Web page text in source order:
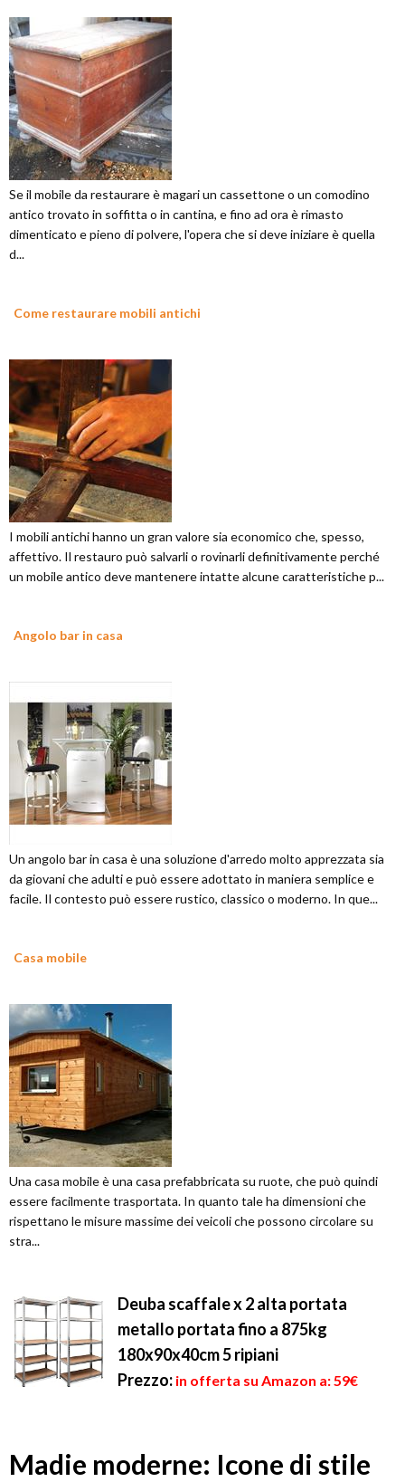
Se il mobile da restaurare è magari un cassettone o un comodino
antico trovato in soffitta o in cantina, e fino ad ora è rimasto
dimenticato e pieno di polvere, l'opera che si deve iniziare è quella
d...
Come restaurare mobili antichi
I mobili antichi hanno un gran valore sia economico che, spesso,
affettivo. Il restauro può salvarli o rovinarli definitivamente perché
un mobile antico deve mantenere intatte alcune caratteristiche p...
Angolo bar in casa
Un angolo bar in casa è una soluzione d'arredo molto apprezzata sia
da giovani che adulti e può essere adottato in maniera semplice e
facile. Il contesto può essere rustico, classico o moderno. In que...
Casa mobile
Una casa mobile è una casa prefabbricata su ruote, che può quindi
essere facilmente trasportata. In quanto tale ha dimensioni che
rispettano le misure massime dei veicoli che possono circolare su
stra...
Deuba scaffale x 2 alta portata
metallo portata fino a 875kg
180x90x40cm 5 ripiani
Prezzo: in offerta su Amazon a: 59€
Madie moderne: Icone di stile